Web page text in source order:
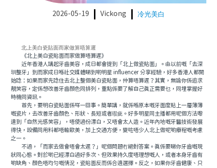
2026-05-19 Vickong 冷光美白
北上美白瓷貼面而家做算唔算遲
《北上美白瓷貼面而家做算唔算遲》
近年香港人講起牙齒美容，成日都會提到「北上做瓷貼面」。由以前嘅「去深
圳整牙」到而家成日喺社交媒體睇到啲明星 influencer 分享經驗，好多香港人都開
始諗：如果而家先諗住去北上整個美白瓷貼面，仲算唔算遲？其實，無論你係追求
靚笑容，定係想改善牙齒顏色同排列，重點係要了解自己真正需要乜，同埋掌握好
時機同資訊。
首先，要明白瓷貼面係咩一回事。簡單講，就係喺原本嘅牙面度貼上一層薄薄
嘅瓷片，去改善牙齒顏色、形狀、長短或者瑕疵。好多明星同主播都用呢個方法嚟
達到「自然光感笑容」，唔使過份漂白，又唔會太人造。近年內地嘅牙醫技術發展
得快，設備同用料都唔輸歐美，加上交通方便，變咗唔少人北上做呢啲療程嘅考慮
之一。
不過，「而家去做會唔會太遲？」呢個問題冇絕對答案。真係要睇你牙齒嘅現
狀同心態。對於啲已經漂白過好多次、但效果持久度唔理想嘅人，或者本身牙齒有
啲缺角、顏色唔均勻嘅情況，瓷貼面反而係合適選擇。反之，如果你牙齒健康、只